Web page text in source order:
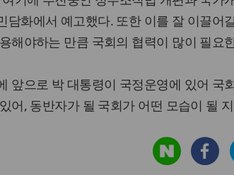
담화에서 예고했다. 또한 이를 잘 이끌어
해야하는 만큼 국회의 협력이 많이 필요
앞으로 박 대통령이 국정운영에 있어 국
어, 동반자가 될 국회가 어떤 모습이 될